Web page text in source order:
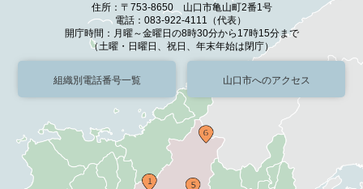
住所：〒753-8650 山口市亀山町2番1号
電話：083-922-4111（代表）
開庁時間：月曜～金曜日の8時30分から17時15分まで
（土曜・日曜日、祝日、年末年始は閉庁）
組織別電話番号一覧 山口市へのアクセス